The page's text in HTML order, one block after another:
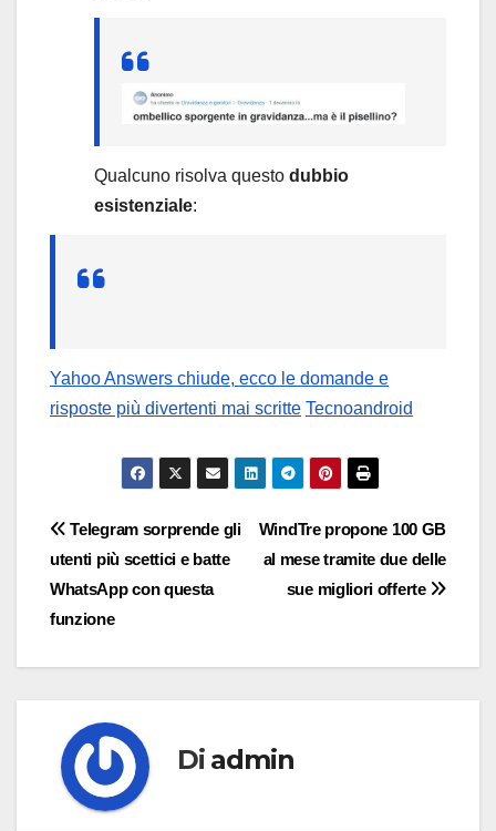
Qualcuno risolva questo dubbio
esistenziale:
Yahoo Answers chiude, ecco le domande e
risposte più divertenti mai scritte Tecnoandroid
Navigazione
articoli
WindTre propone 100 GB
al mese tramite due delle
sue migliori offerte
Telegram sorprende gli
utenti più scettici e batte
WhatsApp con questa
funzione
Di admin